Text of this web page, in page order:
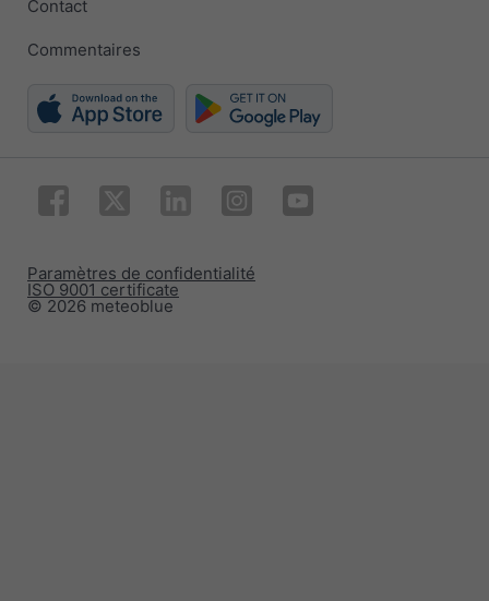
Contact
Commentaires
© 2026 meteoblue
ISO 9001 certificate
Paramètres de confidentialité